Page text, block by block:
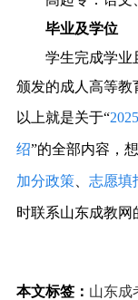
毕业及学位
学生完成学业
颁发的成人高等教
以上就是关于“
绍”的全部内容，
加分政策、 志愿填
时联系山东成教网
本文标签： 山东成